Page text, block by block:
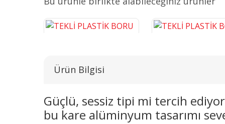
TEKLİ PLASTİK BORU GİZLEME
TEKLİ PLASTİK BORU
Ürün Bilgisi
Güçlü, sessiz tipi mi tercih
bu kare alüminyum tasarımı